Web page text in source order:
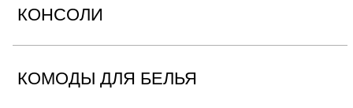
КОНСОЛИ
КОМОДЫ ДЛЯ БЕЛЬЯ